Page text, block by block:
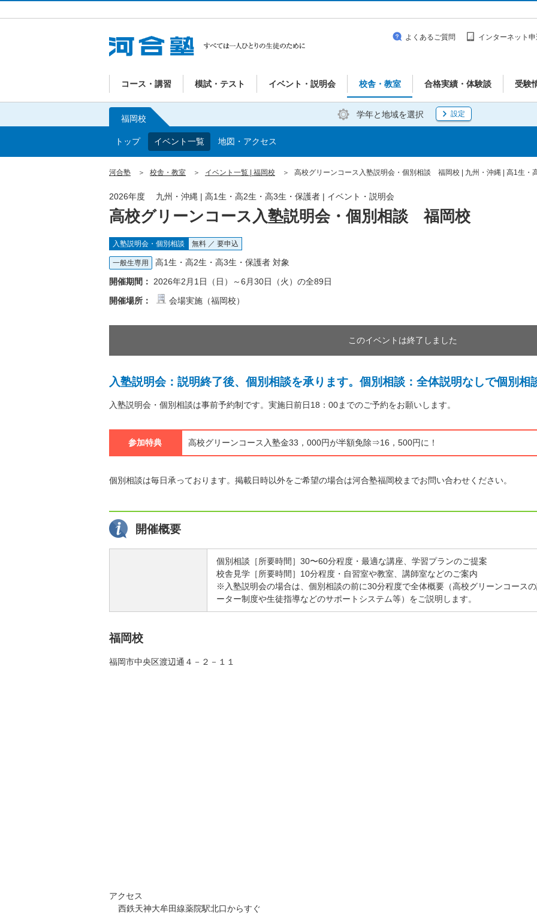
コース・講習 模試・テスト イベント・説明会 校舎・教室 合格実績・体験談 受験
よくあるご質問 インターネット
学年と地域を選択 設定
福岡校
トップ イベント一覧 地図・アクセス
河合塾 校舎・教室 イベント一覧 | 福岡校 高校グリーンコース入塾説明会・個別相談 福岡校 | 九州・沖縄 | 高1生・
高校グリーンコース入塾説明会・個別相談 福岡校
2026年度 九州・沖縄 | 高1生・高2生・高3生・保護者 | イベント・説明会
入塾説明会・個別相談 無料 ／ 要申込
一般生専用
高1生・高2生・高3生・保護者 対象
開催期間：
2026年2月1日（日）～6月30日（火）の全89日
開催場所：
会場実施（福岡校）
このイベントは終了しました
入塾説明会：説明終了後、個別相談を承ります。個別相談：全体説明なしで個別相
入塾説明会・個別相談は事前予約制です。実施日前日18：00までのご予約をお願いします。
参加特典 高校グリーンコース入塾金33，000円が半額免除⇒16，500円に！
個別相談は毎日承っております。掲載日時以外をご希望の場合は河合塾福岡校までお問い合わせください。
開催概要
個別相談［所要時間］30〜60分程度・最適な講座、学習プランのご提案
校舎見学［所要時間］10分程度・自習室や教室、講師室などのご案内
※入塾説明会の場合は、個別相談の前に30分程度で全体概要（高校グリーンコース
ーター制度や生徒指導などのサポートシステム等）をご説明します。
福岡校
福岡市中央区渡辺通４－２－１１
アクセス
西鉄天神大牟田線薬院駅北口からすぐ